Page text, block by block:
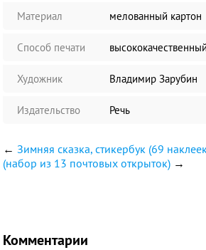
Материал мелованный картон
Способ печати
Художник Владимир Зарубин
Издательство Речь
←Зимняя сказка, стикербук (69
(набор из 13 почтовых открыток) →
Комментарии